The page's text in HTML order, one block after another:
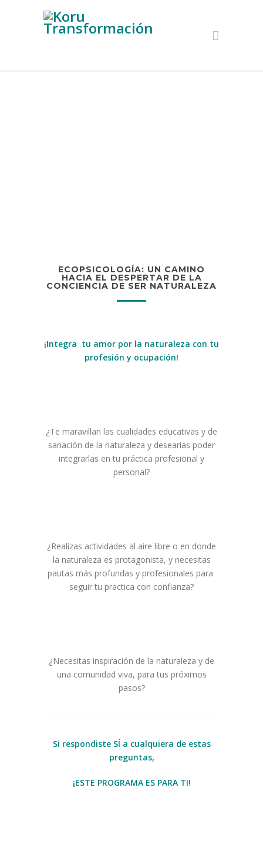
ECOPSICOLOGÍA: UN CAMINO
HACIA EL DESPERTAR DE LA
CONCIENCIA DE SER NATURALEZA
¡Integra tu amor por la naturaleza con tu
profesión y ocupación!
¿Te maravillan las cualidades educativas y de
sanación de la naturaleza y desearías poder
integrarlas en tu práctica profesional y
personal?
¿Realizas actividades al aire libre o en donde
la naturaleza es protagonista, y necesitas
pautas más profundas y profesionales para
seguir tu practica con confianza?
¿Necesitas inspiración de la naturaleza y de
una comunidad viva, para tus próximos
pasos?
Si respondiste SÍ a cualquiera de estas
preguntas,
¡ESTE PROGRAMA ES PARA TI!